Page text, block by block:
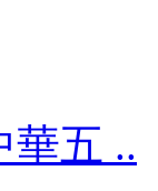
華五 ..